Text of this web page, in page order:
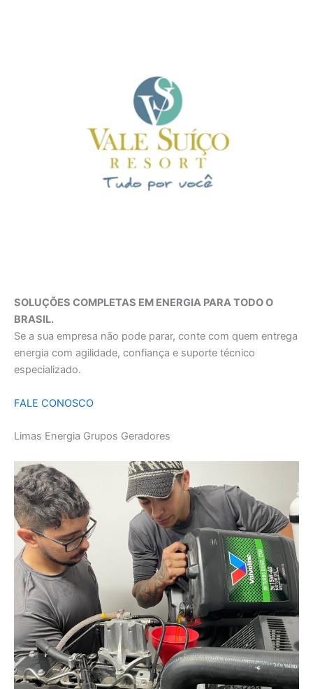
SOLUÇÕES COMPLETAS EM ENERGIA PARA TODO O
BRASIL.
Se a sua empresa não pode parar, conte com quem entrega
energia com agilidade, confiança e suporte técnico
especializado.
FALE CONOSCO
Limas Energia Grupos Geradores